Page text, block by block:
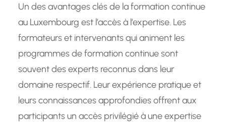
Un des avantages clés de la formation continue
au Luxembourg est l’accès à l’expertise. Les
formateurs et intervenants qui animent les
programmes de formation continue sont
souvent des experts reconnus dans leur
domaine respectif. Leur expérience pratique et
leurs connaissances approfondies offrent aux
participants un accès privilégié à une expertise